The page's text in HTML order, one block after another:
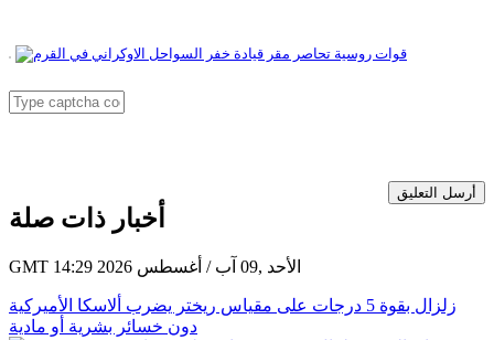
أرسل التعليق
أخبار ذات صلة
GMT 14:29 2026 الأحد ,09 آب / أغسطس
زلزال بقوة 5 درجات على مقياس ريختر يضرب ألاسكا الأميركية
دون خسائر بشرية أو مادية